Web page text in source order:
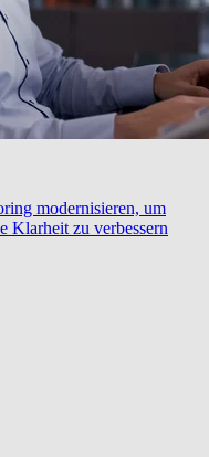
modernisieren, um
Klarheit zu verbessern